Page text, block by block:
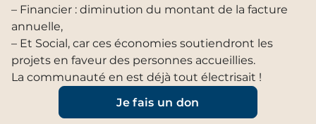
– Financier : diminution du montant de la facture
annuelle,
– Et Social, car ces économies soutiendront les
projets en faveur des personnes accueillies.
La communauté en est déjà tout électrisait !
Je fais un don